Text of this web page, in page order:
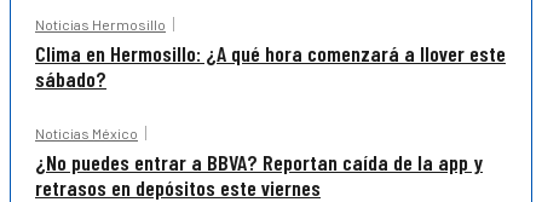
Noticias Hermosillo
Clima en Hermosillo: ¿A qué hora comenzará a llover este
sábado?
Noticias México
¿No puedes entrar a BBVA? Reportan caída de la app y
retrasos en depósitos este viernes